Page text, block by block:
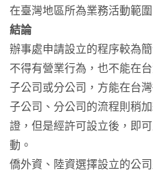
在臺灣地區所為業務活動範圍
結論
辦事處申請設立的程序較為
不得有營業行為，也不能在
子公司或分公司，方能在台
子公司、分公司的流程則稍
證，但是經許可設立後，即
動。
僑外資、陸資選擇設立的公